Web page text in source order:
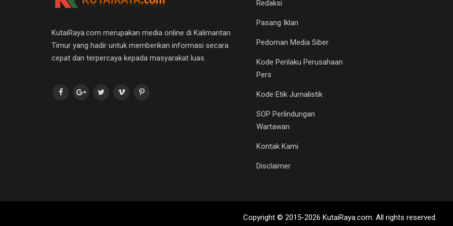
KutaiRaya.com merupakan media online di Kalimantan
Timur yang hadir untuk memberikan informasi secara
cepat dan terpercaya kepada masyarakat luas.
Redaksi
Pasang Iklan
Pedoman Media Siber
Kode Perilaku Perusahaan
Pers
Kode Etik Jurnalistik
SOP Perlindungan
Wartawan
Kontak Kami
Disclaimer
Copyright © 2015-2026 KutaiRaya.com. All rights reserved.